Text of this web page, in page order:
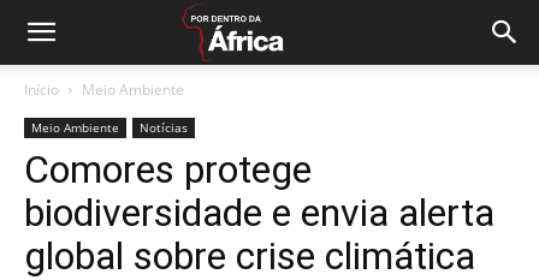
Início Meio Ambiente
Meio Ambiente Notícias
Comores protege
biodiversidade e envia alerta
global sobre crise climática